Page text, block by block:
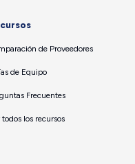
de Proveedores
de Equipo
Frecuentes
todos los recursos